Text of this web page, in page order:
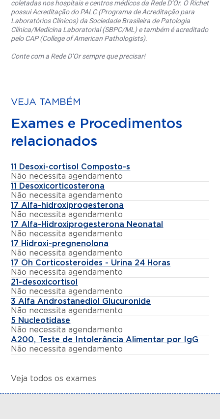
coletadas nos hospitais e centros médicos da Rede D’Or. O Richet
possui Acreditação do PALC (Programa de Acreditação para
Laboratórios Clínicos) da Sociedade Brasileira de Patologia
Clínica/Medicina Laboratorial (SBPC/ML) e também é acreditado
pelo CAP (College of American Pathologists).
Conte com a Rede D’Or sempre que precisar!
VEJA TAMBÉM
Exames e Procedimentos
relacionados
11 Desoxi-cortisol Composto-s
Não necessita agendamento
11 Desoxicorticosterona
Não necessita agendamento
17 Alfa-hidroxiprogesterona
Não necessita agendamento
17 Alfa-Hidroxiprogesterona Neonatal
Não necessita agendamento
17 Hidroxi-pregnenolona
Não necessita agendamento
17 Oh Corticosteroides - Urina 24 Horas
Não necessita agendamento
21-desoxicortisol
Não necessita agendamento
3 Alfa Androstanediol Glucuronide
Não necessita agendamento
5 Nucleotidase
Não necessita agendamento
A200, Teste de Intolerância Alimentar por IgG
Não necessita agendamento
Veja todos os exames